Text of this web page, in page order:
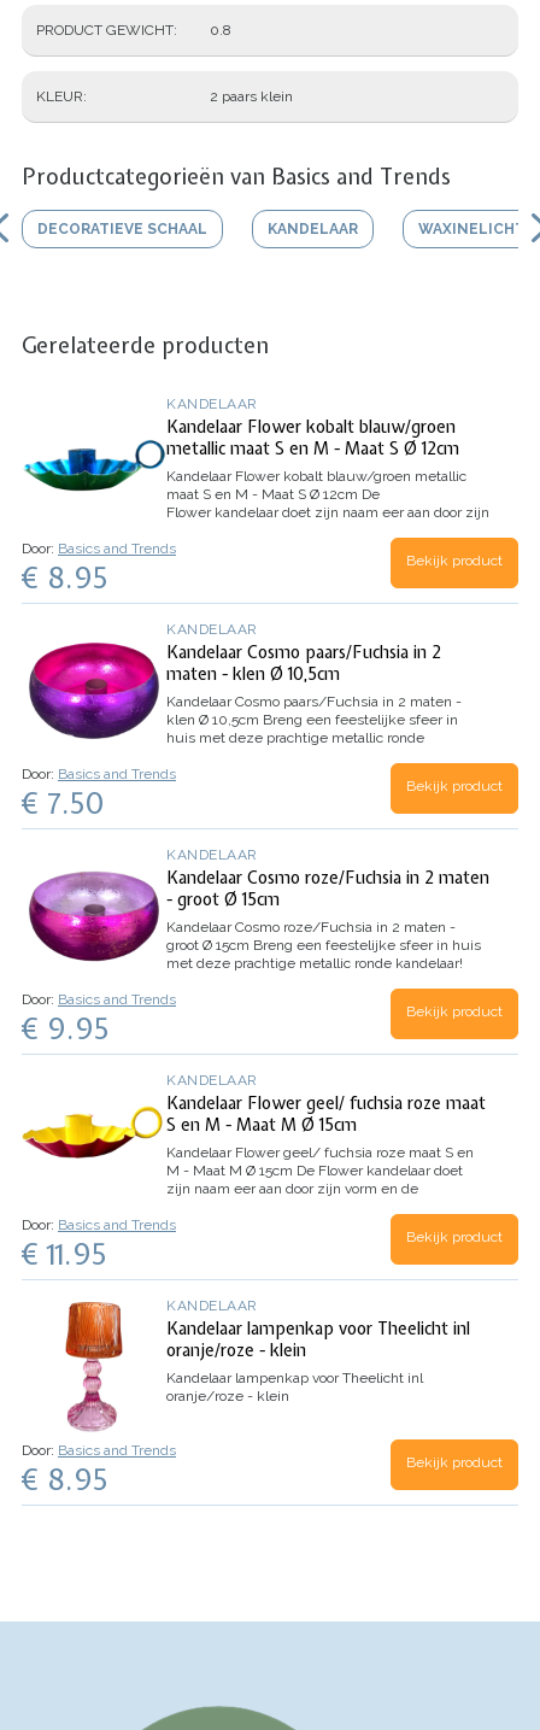
PRODUCT GEWICHT 0.8
KLEUR 2 paars klein
Productcategorieën van Basics and Trends
DECORATIEVE SCHAAL KANDELAAR
Gerelateerde producten
KANDELAAR
Kandelaar Flower kobalt blauw/groen
metallic maat S en M - Maat S Ø 12cm
Kandelaar Flower kobalt blauw/groen metallic
maat S en M - Maat S Ø 12cm De
Flower kandelaar doet zijn naam eer aan door zijn
te zien ! Zet er een aantal kandelaartjes in
verschillende kleuren bij elkaar en het lijkt…
Door: Basics and Trends
€ 8.95 Bekijk product
KANDELAAR
Kandelaar Cosmo paars/Fuchsia in 2
maten - klen Ø 10,5cm
Kandelaar Cosmo paars/Fuchsia in 2 maten -
klen Ø 10,5cm Breng een feestelijke sfeer in
huis met deze prachtige metallic ronde
maar het heeft een houdertje voor een kaars in
Door: Basics and Trends
€ 7.50 Bekijk product
KANDELAAR
Kandelaar Cosmo roze/Fuchsia in 2 maten
- groot Ø 15cm
Kandelaar Cosmo roze/Fuchsia in 2 maten -
groot Ø 15cm Breng een feestelijke sfeer in huis
met deze prachtige metallic ronde kandelaar!
heeft een houdertje voor een kaars in het
Door: Basics and Trends
€ 9.95 Bekijk product
KANDELAAR
Kandelaar Flower geel/ fuchsia roze maat
S en M - Maat M Ø 15cm
Kandelaar Flower geel/ fuchsia roze maat S en
M - Maat M Ø 15cm De Flower kandelaar doet
zijn naam eer aan door zijn vorm en de
er een aantal kandelaartjes in verschillende
Door: Basics and Trends
€ 11.95 Bekijk product
KANDELAAR
Kandelaar lampenkap voor Theelicht inl
oranje/roze - klein
Kandelaar lampenkap voor Theelicht inl
oranje/roze - klein
Door: Basics and Trends
€ 8.95 Bekijk product